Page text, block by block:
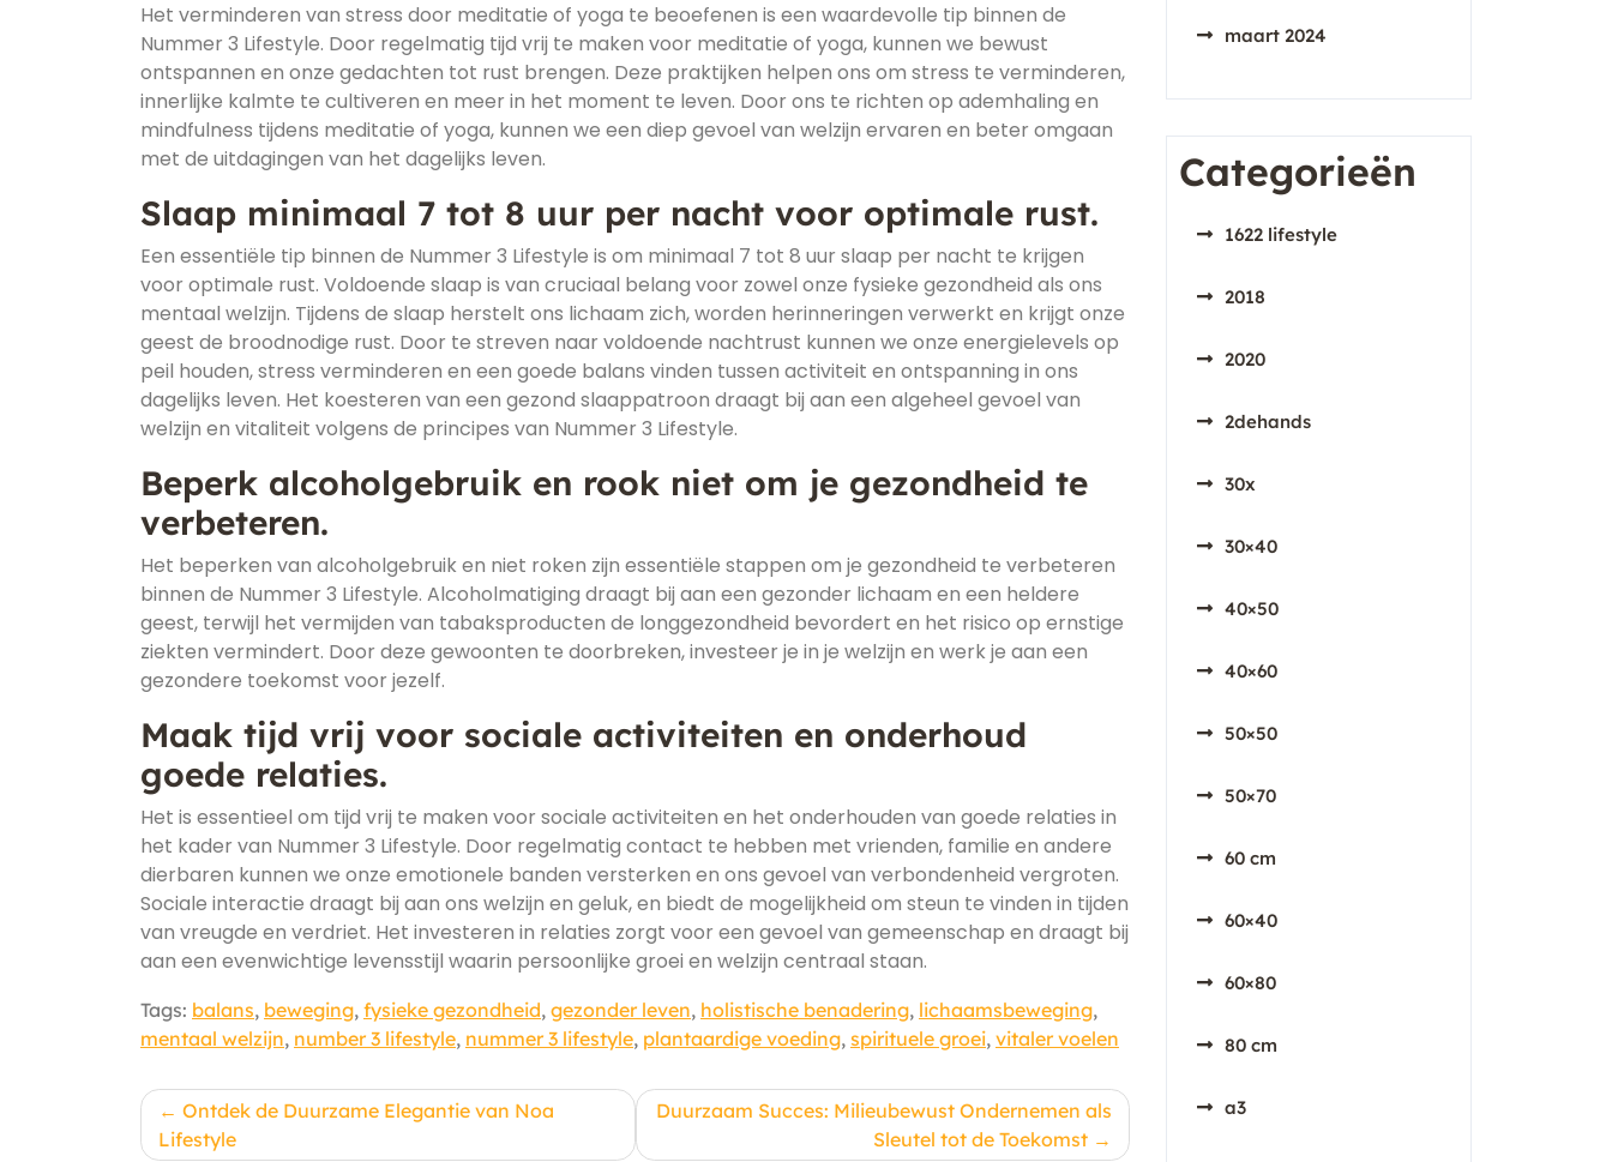
Het verminderen van stress door meditatie of yoga te beoefenen is een waardevolle tip binnen de
Nummer 3 Lifestyle. Door regelmatig tijd vrij te maken voor meditatie of yoga, kunnen we bewust
ontspannen en onze gedachten tot rust brengen. Deze praktijken helpen ons om stress te verminderen,
innerlijke kalmte te cultiveren en meer in het moment te leven. Door ons te richten op ademhaling en
mindfulness tijdens meditatie of yoga, kunnen we een diep gevoel van welzijn ervaren en beter omgaan
met de uitdagingen van het dagelijks leven.
Slaap minimaal 7 tot 8 uur per nacht voor optimale rust.
Een essentiële tip binnen de Nummer 3 Lifestyle is om minimaal 7 tot 8 uur slaap per nacht te krijgen
voor optimale rust. Voldoende slaap is van cruciaal belang voor zowel onze fysieke gezondheid als ons
mentaal welzijn. Tijdens de slaap herstelt ons lichaam zich, worden herinneringen verwerkt en krijgt onze
geest de broodnodige rust. Door te streven naar voldoende nachtrust kunnen we onze energielevels op
peil houden, stress verminderen en een goede balans vinden tussen activiteit en ontspanning in ons
dagelijks leven. Het koesteren van een gezond slaappatroon draagt bij aan een algeheel gevoel van
welzijn en vitaliteit volgens de principes van Nummer 3 Lifestyle.
Beperk alcoholgebruik en rook niet om je gezondheid te
verbeteren.
Het beperken van alcoholgebruik en niet roken zijn essentiële stappen om je gezondheid te verbeteren
binnen de Nummer 3 Lifestyle. Alcoholmatiging draagt bij aan een gezonder lichaam en een heldere
geest, terwijl het vermijden van tabaksproducten de longgezondheid bevordert en het risico op ernstige
ziekten vermindert. Door deze gewoonten te doorbreken, investeer je in je welzijn en werk je aan een
gezondere toekomst voor jezelf.
Maak tijd vrij voor sociale activiteiten en onderhoud
goede relaties.
Het is essentieel om tijd vrij te maken voor sociale activiteiten en het onderhouden van goede relaties in
het kader van Nummer 3 Lifestyle. Door regelmatig contact te hebben met vrienden, familie en andere
dierbaren kunnen we onze emotionele banden versterken en ons gevoel van verbondenheid vergroten.
Sociale interactie draagt bij aan ons welzijn en geluk, en biedt de mogelijkheid om steun te vinden in tijden
van vreugde en verdriet. Het investeren in relaties zorgt voor een gevoel van gemeenschap en draagt bij
aan een evenwichtige levensstijl waarin persoonlijke groei en welzijn centraal staan.
Tags: balans, beweging, fysieke gezondheid, gezonder leven, holistische benadering, lichaamsbeweging,
mentaal welzijn, number 3 lifestyle, nummer 3 lifestyle, plantaardige voeding, spirituele groei, vitaler voelen
Berichtnavigatie
Ontdek de Duurzame Elegantie van Noa
Lifestyle
Duurzaam Succes: Milieubewust Ondernemen als
Sleutel tot de Toekomst
maart 2024
Categorieën
1622 lifestyle
2018
2020
2dehands
30x
30×40
40×50
40×60
50×50
50×70
60 cm
60×40
60×80
80 cm
a3